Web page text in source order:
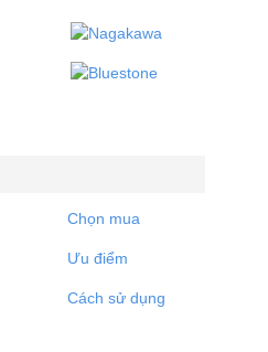
Chọn mua
Ưu điểm
Cách sử dụng